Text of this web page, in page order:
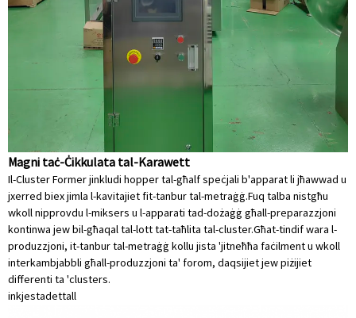
Magni taċ-Ċikkulata tal-Karawett
Il-Cluster Former jinkludi hopper tal-għalf speċjali b'apparat li jħawwad u
jxerred biex jimla l-kavitajiet fit-tanbur tal-metraġġ.Fuq talba nistgħu
wkoll nipprovdu l-miksers u l-apparati tad-dożaġġ għall-preparazzjoni
kontinwa jew bil-għaqal tal-lott tat-taħlita tal-cluster.Għat-tindif wara l-
produzzjoni, it-tanbur tal-metraġġ kollu jista 'jitneħħa faċilment u wkoll
interkambjabbli għall-produzzjoni ta' forom, daqsijiet jew piżijiet
differenti ta 'clusters.
inkjestadettall